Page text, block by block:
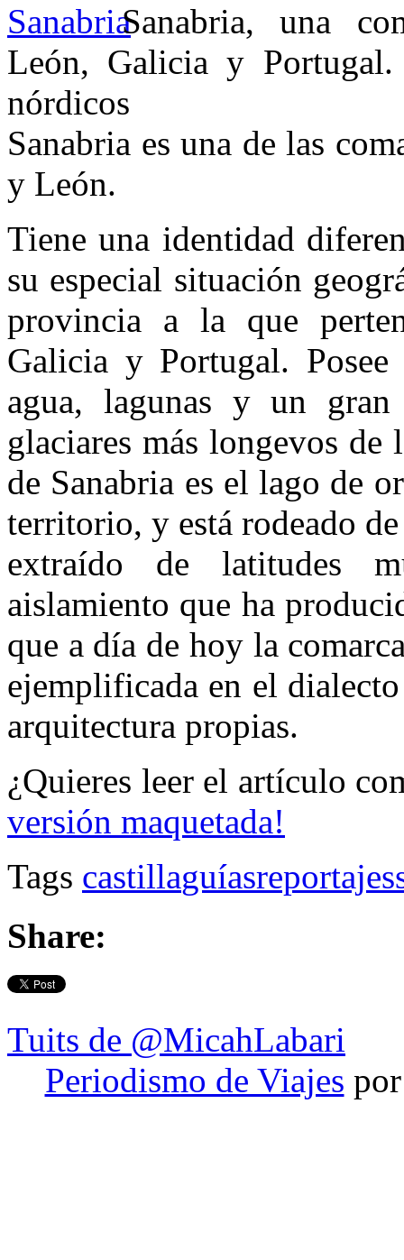
Sanabria, una
León, Galicia y Portugal.
nórdicos
Sanabria es una de las
y León.
Tiene una identidad
su especial situación
provincia a la que
Galicia y Portugal. Posee
agua, lagunas y un
glaciares más longevos
de Sanabria es el lago de
territorio, y está rodeado
extraído de latitudes
aislamiento que ha
que a día de hoy la
ejemplificada en el
arquitectura propias.
¿Quieres leer el artículo
versión maquetada!
Tags castillaguíasreportajes
Share:
Tuits de @MicahLabari
Periodismo de Viajes